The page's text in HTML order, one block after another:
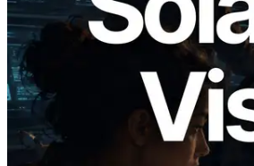
2026.05.24
Validators Solutions lance
Analyzer — Visualisation
production de bloc par
validateurs assignés